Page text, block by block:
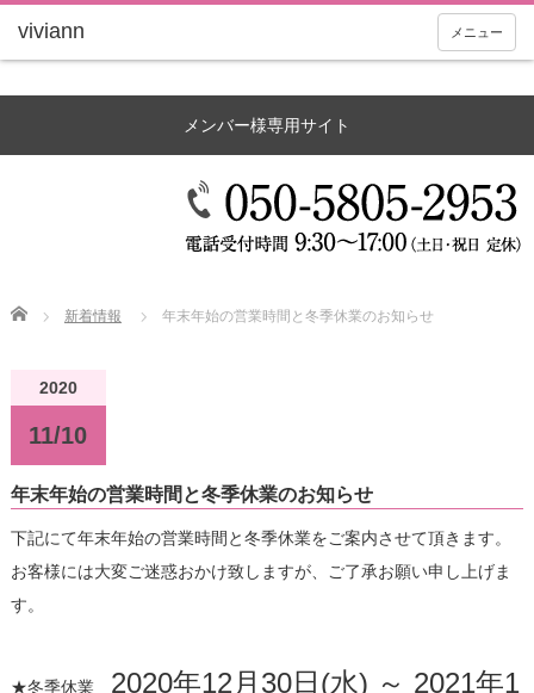
メニュー
メンバー様専用サイト
Home 新着情報 年末年始の営業時間と冬季休業のお知らせ
2020
11/10
年末年始の営業時間と冬季休業のお知らせ
下記にて年末年始の営業時間と冬季休業をご案内させて頂きます。
お客様には大変ご迷惑おかけ致しますが、ご了承お願い申し上げま
す。
★冬季休業 2020年12月30日(水) ～ 2021年1